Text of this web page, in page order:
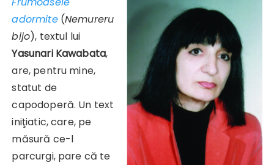
adormite(Nemureru
bijo), textul lui
Yasunari Kawabata,
are, pentru mine,
statut de
capodoperă. Un text
iniţiatic, care, pe
măsură ce-l
parcurgi, pare că te